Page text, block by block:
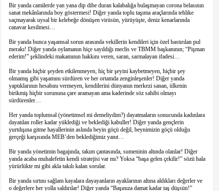
Bir yanda camilerde yan yana dip dibe duran kalabalığa bulaşmayan corona belasının
sanat mekânlarında boy göstermesi! Diğer yanda toplu taşıma araçlarında tehlike
saçmayarak uysal bir kelebeğe dönüşen virüsün, yürüyüşte, deniz kenarlarında
canavar kesilmesi…
Bir yanda bunca yaşamsal sorun arasında vekillerin kendileri için özel bastırılan pul
merakı! Diğer yanda oylamanın hiçe sayıldığı meclis ve TBMM başkanının; “Pişman
ederim!” şeklindeki makamının hakkını veren, saran, sarmalayan ifadesi…
Bir yanda hiçbir şeyden etkilenmeyen, hiç bir şeyini kaybetmeyen, hiçbir şey
olmamış gibi yaşamını sürdüren ve her ortamda zenginleşenler! Diğer yanda
yaptıklarının hesabını vermeyen, kendilerini dünyanın merkezi sanan, ülkenin
birikmiş hiçbir sorununa çare aramayan ama kaderinde söz sahibi olmayı
sürdürenler…
Her yanda toplumsal (yönetimsel mi demeliydim?) dayatmaların sonucunda kadınlara
dayatılan roller kadar yüklediği ve beklediği kabuller! Diğer yanda gençlerin
yurtdışına gitme hayallerinin aslında beyin göçü değil, beynimizin göçü olduğu
gerçeği karşısında MEB’den beklediğimiz yanıt…
Bir yanda yönetimin bagajında, takım çantasında, sumeninin altında olanlar! Diğer
yanda acaba muhalefetin kendi stratejisi var mı? Yoksa “başa gelen çekilir!” sözü hala
yürürlükte mi gibi akla takılı kalan sorular.
Bir yanda sırtını sağlam kayalara dayayanların ayaklarının altına aldıkları değerler ve
o değerlere her yolla saldırılar! Diğer yanda “Başınıza damat kadar taş düşsün!”